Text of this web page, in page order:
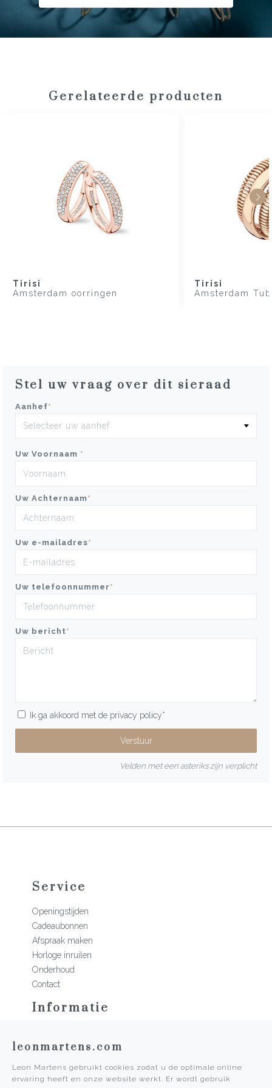
Gerelateerde producten
Tirisi
Amsterdam oorringen
Tirisi
Amsterdam
Stel uw vraag over dit sieraad
Aanhef*
Uw Voornaam *
Uw Achternaam*
Uw e-mailadres*
Uw telefoonnummer *
Uw bericht*
Ik ga akkoord met de privacy policy*
Velden met een asteriks zijn verplicht
Service
Openingstijden
Cadeaubonnen
Afspraak maken
Horloge inruilen
Onderhoud
Contact
Informatie
Historie
Algemene voorwaarden
leonmartens.com
Leon Martens gebruikt cookies zodat u de optimale online
ervaring heeft en onze website werkt. Er wordt gebruik